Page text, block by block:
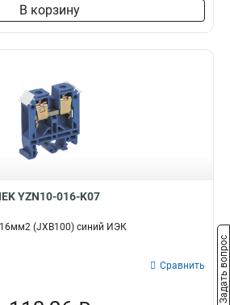
В корзину
IEK YZN10-016-K07
(JXB100) синий ИЭК
Сравнить Задать вопрос